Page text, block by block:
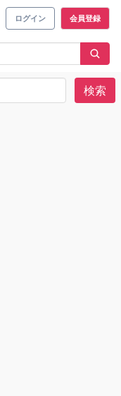
ログイン 会員登録
検索